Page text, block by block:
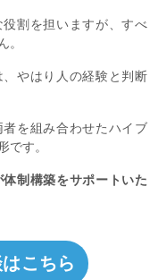
割を担いますが、すべ
。
やはり人の経験と判断
を組み合わせたハイブ
です。
制構築をサポートいた
こちら